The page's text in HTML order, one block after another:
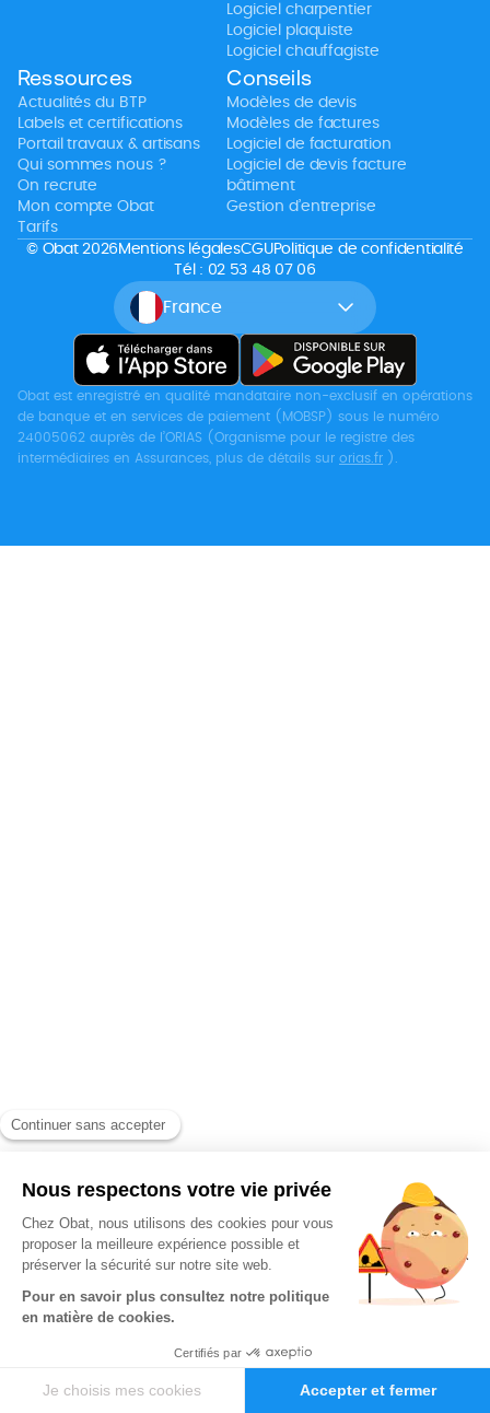
Logiciel charpentier
Logiciel plaquiste
Logiciel chauffagiste
Ressources
Actualités du BTP
Labels et certifications
Portail travaux & artisans
Qui sommes nous ?
On recrute
Mon compte Obat
Tarifs
Conseils
Modèles de devis
Modèles de factures
Logiciel de facturation
Logiciel de devis facture
bâtiment
Gestion d’entreprise
France
© Obat 2026 Mentions légalesCGUPolitique de confidentialité
Tél : 02 53 48 07 06
Obat est enregistré en qualité mandataire non-exclusif en opérations
de banque et en services de paiement (MOBSP) sous le numéro
24005062 auprès de l’ORIAS (Organisme pour le registre des
intermédiaires en Assurances, plus de détails sur orias.fr ).